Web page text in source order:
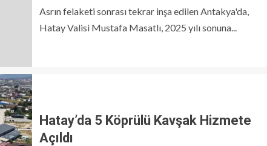
Asrın felaketi sonrası tekrar inşa edilen Antakya'da,
Hatay Valisi Mustafa Masatlı, 2025 yılı sonuna...
Hatay’da 5 Köprülü Kavşak Hizmete
Açıldı